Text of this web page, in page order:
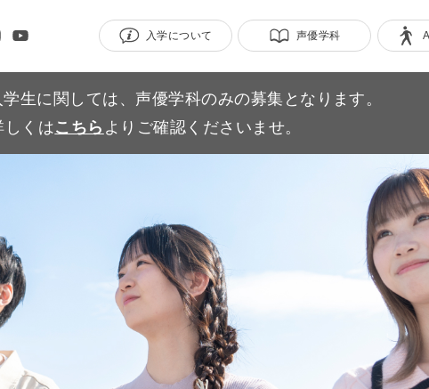
入学について 声優学科
生に関しては、声優学科のみの募集となります。
しくはこちら よりご確認くださいませ。